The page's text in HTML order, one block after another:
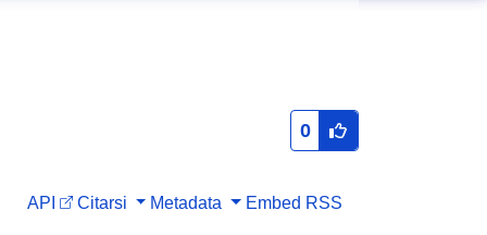
0
API Citarsi Metadata Embed RSS